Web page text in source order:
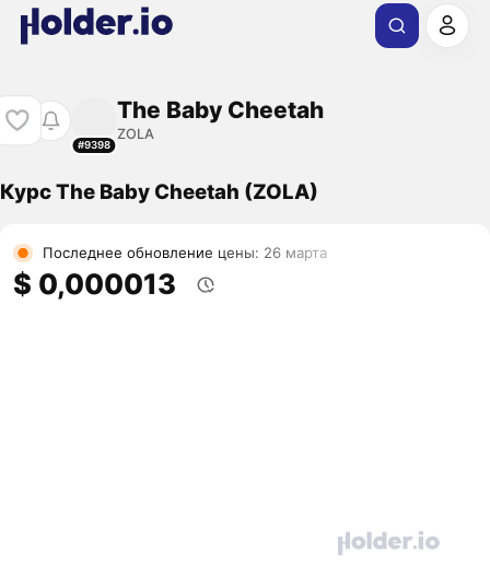
#9398
The Baby Cheetah
ZOLA
Курс The Baby Cheetah (ZOLA)
Последнее обновление цены: 26 марта
$ 0,000013